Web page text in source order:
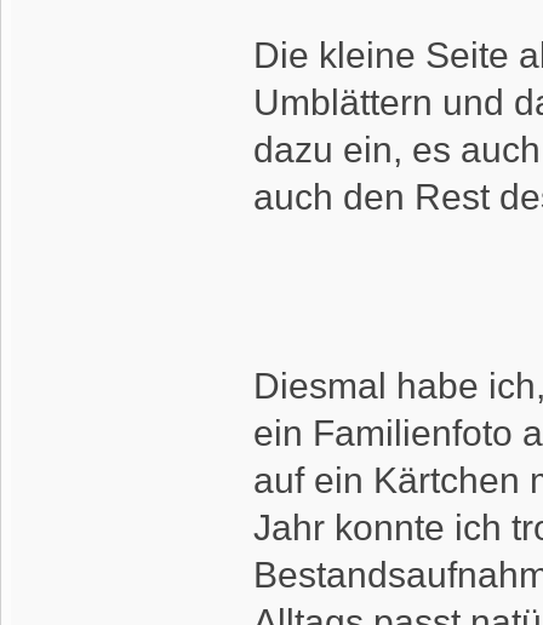
Die kleine Seite
Umblättern und
dazu ein, es
auch den Rest
Diesmal habe
ein Familienfoto
auf ein Kärtchen
Jahr konnte ich